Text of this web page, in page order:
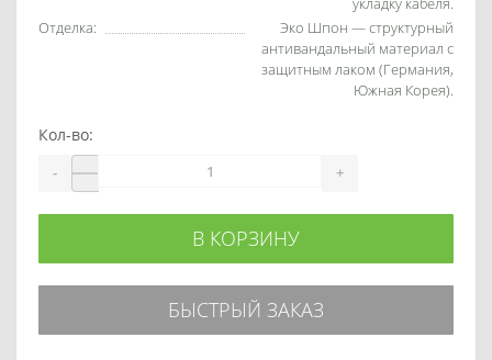
Отделка:
Эко Шпон — структурный
антивандальный материал с
защитным лаком (Германия,
Южная Корея).
Кол-во:
- +
В КОРЗИНУ
БЫСТРЫЙ ЗАКАЗ